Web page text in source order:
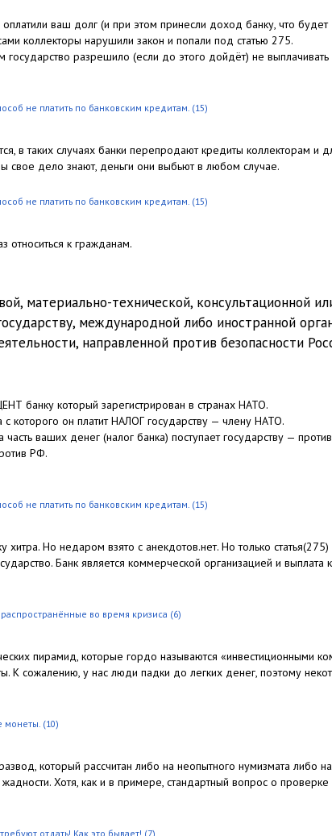
оплатили ваш долг (и при этом принесли доход банку, что
коллекторы нарушили закон и попали под статью 275.
разрешило (если до этого дойдёт) не выплачивать
не платить по банковским кредитам. (15)
в таких случаях банки перепродают кредиты коллекторам и
свое дело знают, деньги они выбьют в любом случае.
не платить по банковским кредитам. (15)
относиться к гражданам.
материально-технической, консультационной
международной либо иностранной
направленной против безопасности
банку который зарегистрирован в странах НАТО.
которого он платит НАЛОГ государству — члену НАТО.
ваших денег (налог банка) поступает государству —
РФ.
не платить по банковским кредитам. (15)
хитра. Но недаром взято с анекдотов.нет. Но только статья(275)
Банк является коммерческой организацией и выплата
во время кризиса (6)
пирамид, которые гордо называются «инвестиционными
К сожалению, у нас люди падки до легких денег, поэтому
монеты. (10)
который рассчитан либо на неопытного нумизмата либо
Хотя, как и в примере, стандартный вопрос о проверке
отдать! Как это бывает! (7)